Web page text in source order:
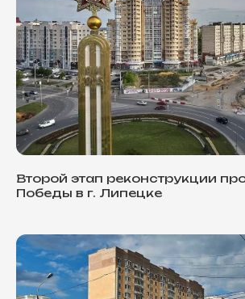
Второй этап реконструкции
Победы в г. Липецке